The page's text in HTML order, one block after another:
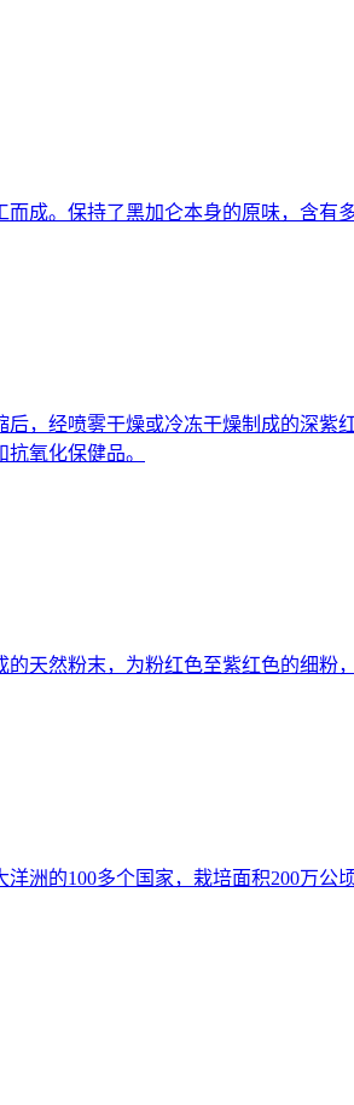
成。保持了黑加仑本身的原味，含有
，经喷雾干燥或冷冻干燥制成的深
氧化保健品。
天然粉末，为粉红色至紫红色的细粉
洲的100多个国家，栽培面积200万